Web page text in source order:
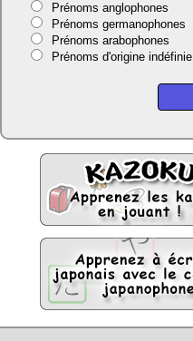
Prénoms anglophones
Prénoms germanophones
Prénoms arabophones
Prénoms d'origine indéfinie